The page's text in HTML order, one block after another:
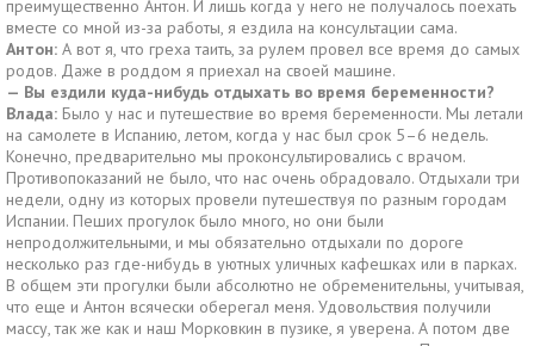
преимущественно Антон. И лишь когда у него не получалось поехать
вместе со мной из-за работы, я ездила на консультации сама.
Антон: А вот я, что греха таить, за рулем провел все время до самых
родов. Даже в роддом я приехал на своей машине.
— Вы ездили куда-нибудь отдыхать во время беременности?
Влада: Было у нас и путешествие во время беременности. Мы летали
на самолете в Испанию, летом, когда у нас был срок 5–6 недель.
Конечно, предварительно мы проконсультировались с врачом.
Противопоказаний не было, что нас очень обрадовало. Отдыхали три
недели, одну из которых провели путешествуя по разным городам
Испании. Пеших прогулок было много, но они были
непродолжительными, и мы обязательно отдыхали по дороге
несколько раз где-нибудь в уютных уличных кафешках или в парках.
В общем эти прогулки были абсолютно не обременительны, учитывая,
что еще и Антон всячески оберегал меня. Удовольствия получили
массу, так же как и наш Морковкин в пузике, я уверена. А потом две